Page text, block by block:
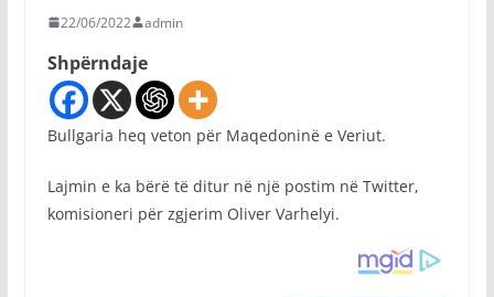
22/06/2022 admin
Shpërndaje
Bullgaria heq veton për Maqedoninë e Veriut.
Lajmin e ka bërë të ditur në një postim në Twitter,
komisioneri për zgjerim Oliver Varhelyi.